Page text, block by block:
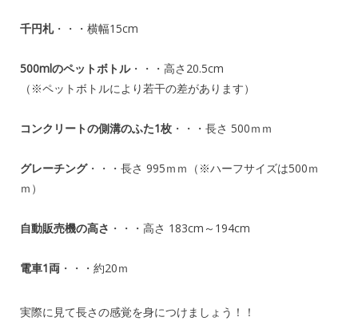
千円札・・・横幅15cm
500mlのペットボトル・・・高さ20.5cm
（※ペットボトルにより若干の差があります）
コンクリートの側溝のふた1枚 ・・・長さ 500ｍｍ
グレーチング・・・長さ 995ｍｍ（※ハーフサイズは500ｍ
ｍ）
自動販売機の高さ ・・・高さ 183cm～194cm
電車1両 ・・・約20ｍ
実際に見て長さの感覚を身につけましょう！！